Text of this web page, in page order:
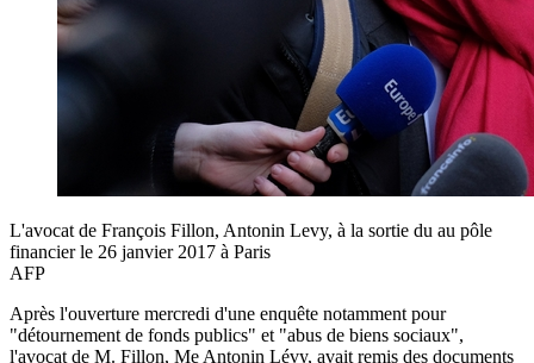
L'avocat de François Fillon, Antonin Levy, à la sortie du au pôle
financier le 26 janvier 2017 à Paris
AFP
Après l'ouverture mercredi d'une enquête notamment pour
"détournement de fonds publics" et "abus de biens sociaux",
l'avocat de M. Fillon, Me Antonin Lévy, avait remis des documents